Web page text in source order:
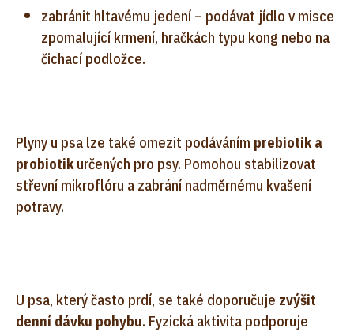
zabránit hltavému jedení – podávat jídlo v misce
zpomalující krmení, hračkách typu kong nebo na
čichací podložce.
Plyny u psa lze také omezit podáváním prebiotik a
probiotikurčených pro psy. Pomohou stabilizovat
střevní mikroflóru a zabrání nadměrnému kvašení
potravy.
U psa, který často prdí, se také doporučuje zvýšit
denní dávku pohybu. Fyzická aktivita podporuje